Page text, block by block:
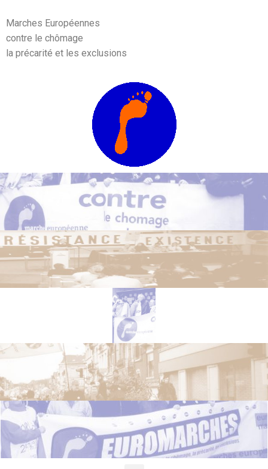
Marches Européennes
contre le chômage
la précarité et les exclusions